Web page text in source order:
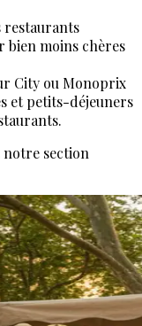
restaurants
bien moins chères
City ou Monoprix
et petits-déjeuners
notre section